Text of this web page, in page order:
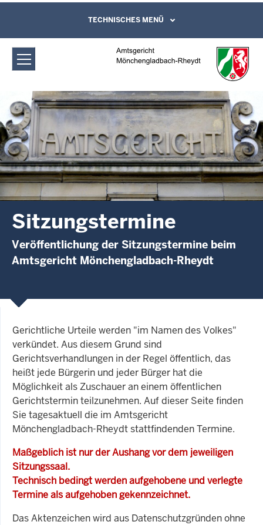
Amtsgericht Mönchengladbach-
Rheydt: Sitzungstermine
Direkt zum Inhalt
Leichte Sprache, Gebärdensprachenvideo
und Kontaktformular
TECHNISCHES MENÜ
Sitzungstermine
Veröffentlichung der Sitzungstermine beim
Amtsgericht Mönchengladbach-Rheydt
Gerichtliche Urteile werden "im Namen des Volkes"
verkündet. Aus diesem Grund sind
Gerichtsverhandlungen in der Regel öffentlich, das
heißt jede Bürgerin und jeder Bürger hat die
Möglichkeit als Zuschauer an einem öffentlichen
Gerichtstermin teilzunehmen. Auf dieser Seite finden
Sie tagesaktuell die im Amtsgericht
Mönchengladbach-Rheydt stattfindenden Termine.
Maßgeblich ist nur der Aushang vor dem jeweiligen
Sitzungssaal.
Technisch bedingt werden aufgehobene und verlegte
Termine als aufgehoben gekennzeichnet.
Das Aktenzeichen wird aus Datenschutzgründen ohne